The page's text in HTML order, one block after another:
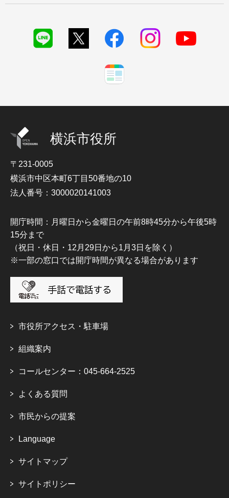
横浜市役所
〒231-0005
横浜市中区本町6丁目50番地の10
法人番号：3000020141003
開庁時間：月曜日から金曜日の午前8時45分から午後5時
15分まで
（祝日・休日・12月29日から1月3日を除く）
※一部の窓口では開庁時間が異なる場合があります
市役所アクセス・駐車場
組織案内
コールセンター：045-664-2525
よくある質問
市民からの提案
Language
サイトマップ
サイトポリシー